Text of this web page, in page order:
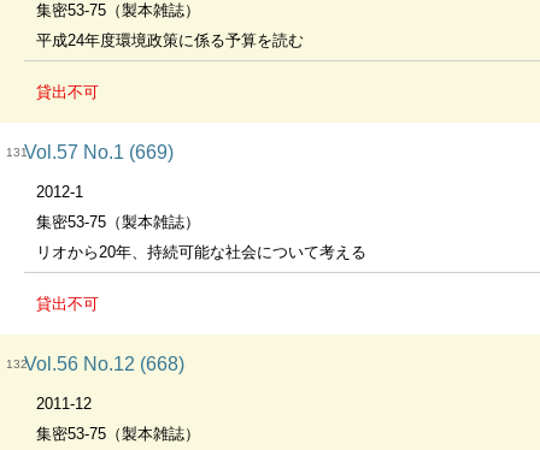
集密53-75（製本雑誌）
平成24年度環境政策に係る予算を読む
貸出不可
131Vol.57 No.1 (669)
2012-1
集密53-75（製本雑誌）
リオから20年、持続可能な社会について考える
貸出不可
132Vol.56 No.12 (668)
2011-12
集密53-75（製本雑誌）